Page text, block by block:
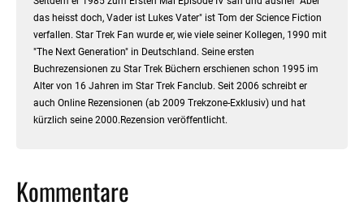
das heisst doch, Vader ist Lukes Vater" ist Tom der Science Fiction
verfallen. Star Trek Fan wurde er, wie viele seiner Kollegen, 1990 mit
"The Next Generation" in Deutschland. Seine ersten
Buchrezensionen zu Star Trek Büchern erschienen schon 1995 im
Alter von 16 Jahren im Star Trek Fanclub. Seit 2006 schreibt er
auch Online Rezensionen (ab 2009 Trekzone-Exklusiv) und hat
kürzlich seine 2000.Rezension veröffentlicht.
Kommentare